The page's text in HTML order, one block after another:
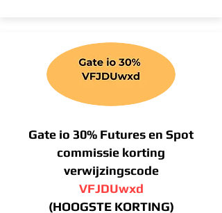
Gate io 30% Futures en Spot
commissie korting
verwijzingscode
VFJDUwxd
(HOOGSTE KORTING)